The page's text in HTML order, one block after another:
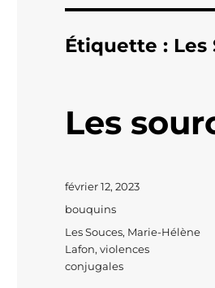
Étiquette : Les
Les
Publié
le
février 12, 2023
Catégories
bouquins
Étiquettes
Les Souces, Marie-Hélène
Lafon,violences
conjugales